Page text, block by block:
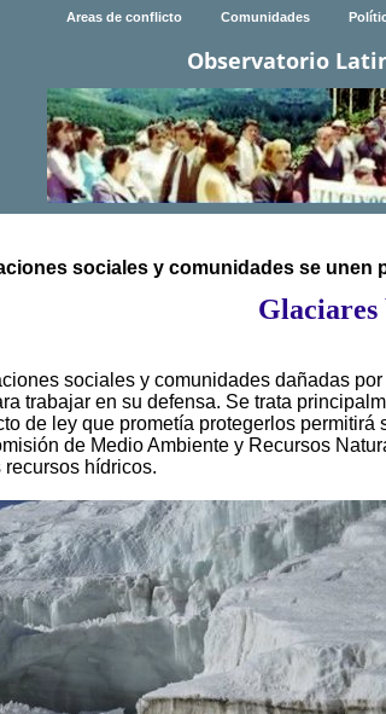
Areas de conflicto Comunidades
Observatorio
sociales y comunidades se unen
Glaciares
sociales y comunidades dañadas
trabajar en su defensa. Se trata
de ley que prometía protegerlos
de Medio Ambiente y Recursos
recursos hídricos.